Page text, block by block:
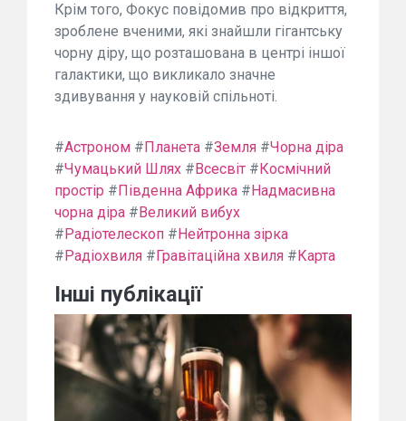
Крім того, Фокус повідомив про відкриття,
зроблене вченими, які знайшли гігантську
чорну діру, що розташована в центрі іншої
галактики, що викликало значне
здивування у науковій спільноті.
#Астроном # Планета #Земля #Чорна діра
#Чумацький Шлях # Всесвіт # Космічний
простір # Південна Африка # Надмасивна
чорна діра # Великий вибух
# Радіотелескоп # Нейтронна зірка
# Радіохвиля # Гравітаційна хвиля # Карта
Інші публікації